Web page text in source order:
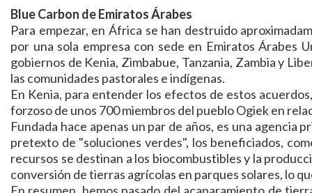
Blue Carbon de Emiratos Árabes
Para empezar, en África se han destruido
por una sola empresa con sede en Emiratos Árabes
gobiernos de Kenia, Zimbabue, Tanzania, Zambia y
las comunidades pastorales e indígenas.
En Kenia, para entender los efectos de estos
forzoso de unos 700 miembros del pueblo Ogiek en
Fundada hace apenas un par de años, es una agencia
pretexto de "soluciones verdes", los beneficiados,
recursos se destinan a los biocombustibles y la
conversión de tierras agrícolas en parques solares, lo